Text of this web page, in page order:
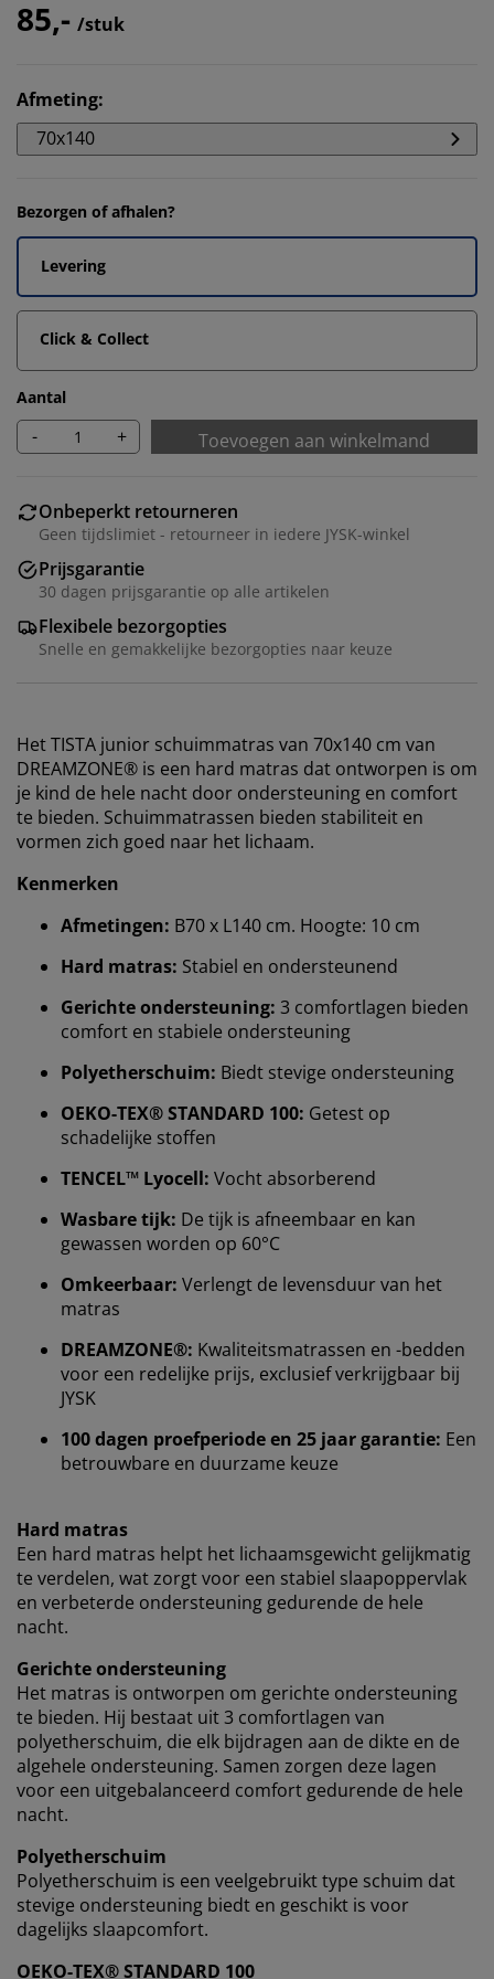
85,- /stuk
Afmeting:
70x140
Bezorgen of afhalen?
Levering
Click & Collect
Aantal
- + Toevoegen aan winkelmand
Onbeperkt retourneren
Geen tijdslimiet - retourneer in iedere JYSK-winkel
Prijsgarantie
30 dagen prijsgarantie op alle artikelen
Flexibele bezorgopties
Snelle en gemakkelijke bezorgopties naar keuze
Het TISTA junior schuimmatras van 70x140 cm van
DREAMZONE® is een hard matras dat ontworpen is om
je kind de hele nacht door ondersteuning en comfort
te bieden. Schuimmatrassen bieden stabiliteit en
vormen zich goed naar het lichaam.
Kenmerken
Afmetingen: B70 x L140 cm. Hoogte: 10 cm
Hard matras: Stabiel en ondersteunend
Gerichte ondersteuning: 3 comfortlagen bieden
comfort en stabiele ondersteuning
Polyetherschuim: Biedt stevige ondersteuning
OEKO-TEX® STANDARD 100: Getest op
schadelijke stoffen
TENCEL™ Lyocell: Vocht absorberend
Wasbare tijk: De tijk is afneembaar en kan
gewassen worden op 60°C
Omkeerbaar: Verlengt de levensduur van het
matras
DREAMZONE®: Kwaliteitsmatrassen en -bedden
voor een redelijke prijs, exclusief verkrijgbaar bij
JYSK
100 dagen proefperiode en 25 jaar garantie: Een
betrouwbare en duurzame keuze
Hard matras
Een hard matras helpt het lichaamsgewicht gelijkmatig
te verdelen, wat zorgt voor een stabiel slaapoppervlak
en verbeterde ondersteuning gedurende de hele
nacht.
Gerichte ondersteuning
Het matras is ontworpen om gerichte ondersteuning
te bieden. Hij bestaat uit 3 comfortlagen van
polyetherschuim, die elk bijdragen aan de dikte en de
algehele ondersteuning. Samen zorgen deze lagen
voor een uitgebalanceerd comfort gedurende de hele
nacht.
Polyetherschuim
Polyetherschuim is een veelgebruikt type schuim dat
stevige ondersteuning biedt en geschikt is voor
dagelijks slaapcomfort.
OEKO-TEX® STANDARD 100
Wij personaliseren jouw ervaring
Bij JYSK gebruiken we cookies en mobiele
identificatoren om je een goede ervaring te bieden
tijdens het bezoeken van onze website. Cookies
statistieken en relevante marketing te waarborgen.
Wanneer je marketingcookies accepteert, delen we je
browsergegevens met marketingpartners (zoals
Google, Meta en Tiktok) voor gepersonaliseerde en
vaste advertenties. Je kunt meer lezen over de
doeleinden via ''Aanpassen'' en je toestemming op elk
klikken. Door op ''Alles accepteren'' te klikken, ga je
akkoord met alle drie de doeleinden. Lees meer over
onzeverzameling en verwerking van
persoonsgegevensen ons